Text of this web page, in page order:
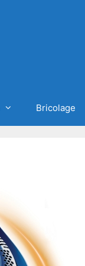
Bricolage